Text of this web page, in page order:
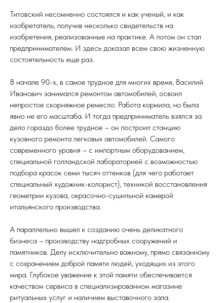
Титовский несомненно состоялся и как ученый, и как
изобретатель, получив несколько свидетельств на
изобретения, реализованные на практике. А потом он стал
предпринимателем. И здесь доказал всем свою жизненную
состоятельность еще раз.
В начале 90-х, в самое трудное для многих время, Василий
Иванович занимался ремонтом автомобилей, освоил
непростое скорняжное ремесло. Работа кормила, но была
явно не его масштаба. И тогда предприниматель взялся за
дело гораздо более трудное – он построил станцию
кузовного ремонта легковых автомобилей. Самого
современного уровня – с импортным оборудованием,
специальной голландской лабораторией с возможностью
подбора красок семи тысяч оттенков (для чего работает
специальный художник-колорист), техникой восстановления
геометрии кузова, окрасочно-сушильной камерой
итальянского производства.
А параллельно вышел к созданию очень деликатного
бизнеса – производству надгробных сооружений и
памятников. Делу исключительно важному, прямо связанному
с сохранением доброй памяти людей, уходящих из этого
мира. Глубокое уважение к этой памяти обеспечивается
качеством сервиса в специализированном магазине
ритуальных услуг и наличием выставочного зала.